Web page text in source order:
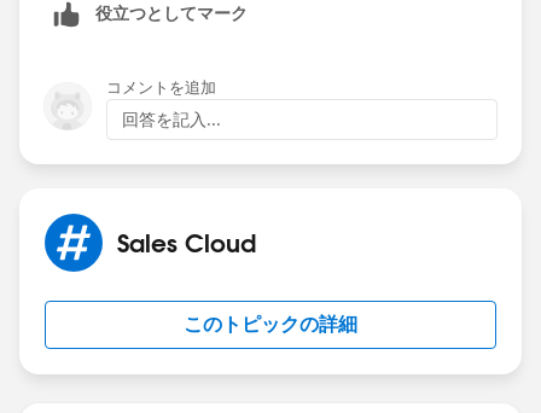
役立つとしてマーク
コメントを追加
回答を記入...
Sales Cloud
このトピックの詳細